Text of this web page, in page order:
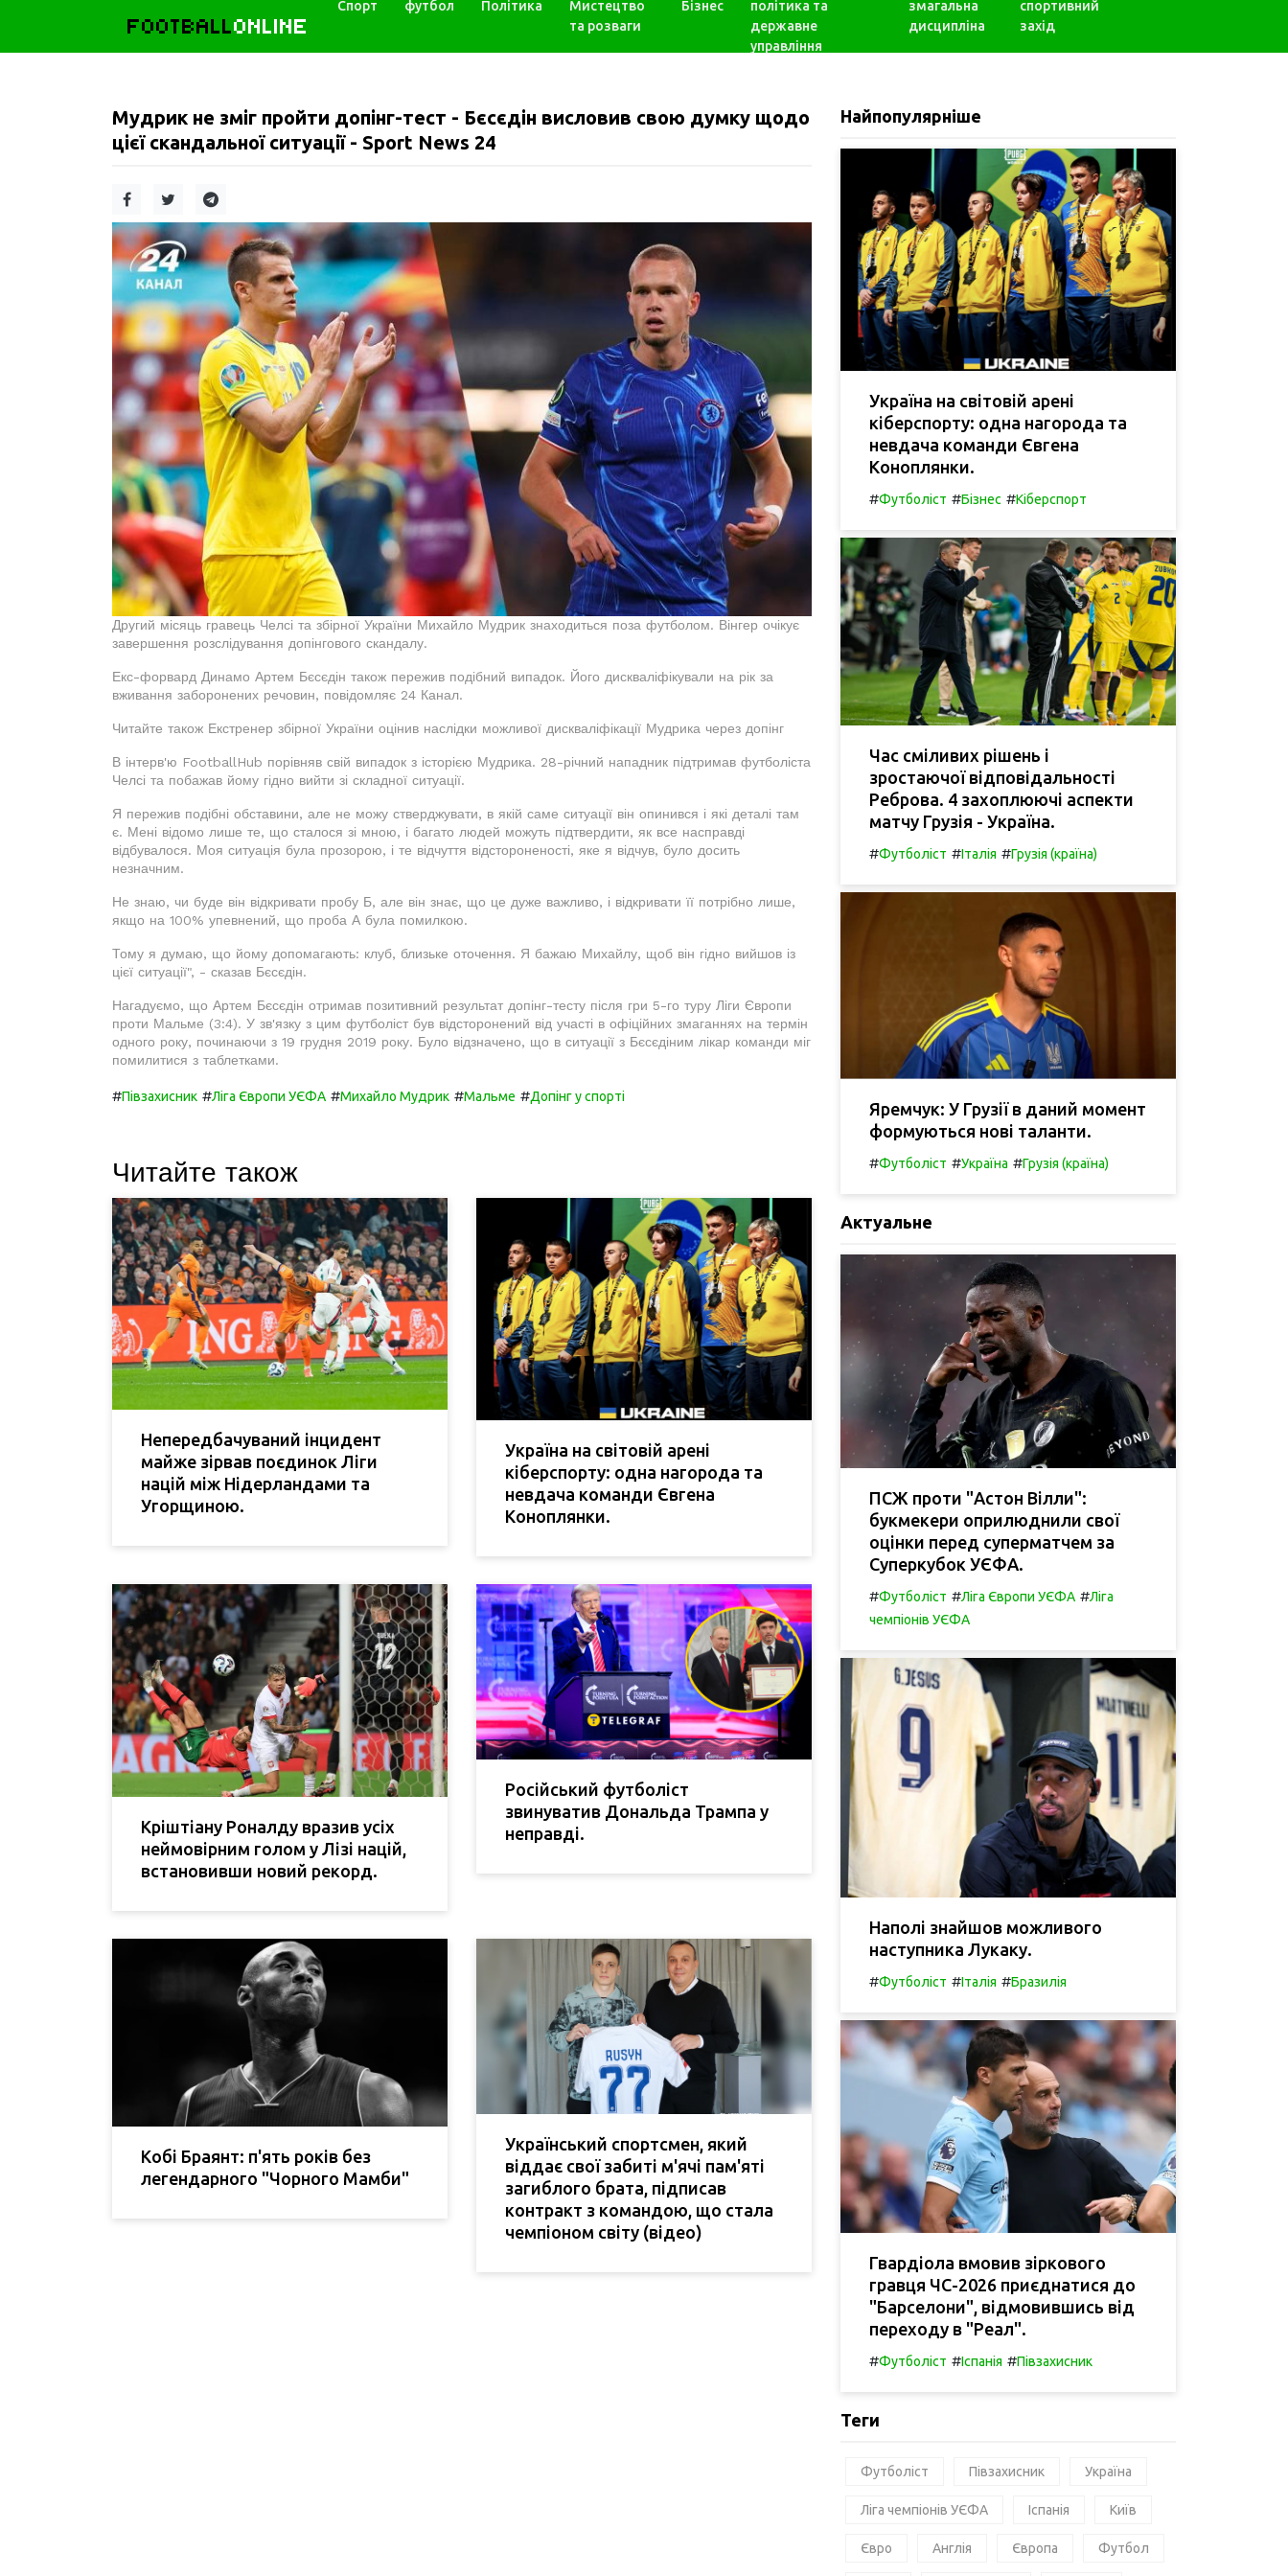
FOOTBALLONLINE
Спорт футбол Політика
Мистецтво
та розваги
Бізнес
політика та
державне
управління
змагальна
дисципліна
спортивний
захід
Мудрик не зміг пройти допінг-тест - Бєсєдін висловив свою думку щодо
цієї скандальної ситуації - Sport News 24
Другий місяць гравець Челсі та збірної України Михайло Мудрик знаходиться поза футболом. Вінгер очікує
завершення розслідування допінгового скандалу.
Екс-форвард Динамо Артем Бєсєдін також пережив подібний випадок. Його дискваліфікували на рік за
вживання заборонених речовин, повідомляє 24 Канал.
Читайте також Екстренер збірної України оцінив наслідки можливої дискваліфікації Мудрика через допінг
В інтерв'ю FootballHub порівняв свій випадок з історією Мудрика. 28-річний нападник підтримав футболіста
Челсі та побажав йому гідно вийти зі складної ситуації.
Я пережив подібні обставини, але не можу стверджувати, в якій саме ситуації він опинився і які деталі там
є. Мені відомо лише те, що сталося зі мною, і багато людей можуть підтвердити, як все насправді
відбувалося. Моя ситуація була прозорою, і те відчуття відстороненості, яке я відчув, було досить
незначним.
Не знаю, чи буде він відкривати пробу Б, але він знає, що це дуже важливо, і відкривати її потрібно лише,
якщо на 100% упевнений, що проба А була помилкою.
Тому я думаю, що йому допомагають: клуб, близьке оточення. Я бажаю Михайлу, щоб він гідно вийшов із
цієї ситуації", - сказав Бєсєдін.
Нагадуємо, що Артем Бєсєдін отримав позитивний результат допінг-тесту після гри 5-го туру Ліги Європи
проти Мальме (3:4). У зв'язку з цим футболіст був відсторонений від участі в офіційних змаганнях на термін
одного року, починаючи з 19 грудня 2019 року. Було відзначено, що в ситуації з Бєсєдіним лікар команди міг
помилитися з таблетками.
#Півзахисник #Ліга Європи УЄФА #Михайло Мудрик #Мальме #Допінг у спорті
Читайте також
Непередбачуваний інцидент
майже зірвав поєдинок Ліги
націй між Нідерландами та
Угорщиною.
Україна на світовій арені
кіберспорту: одна нагорода та
невдача команди Євгена
Коноплянки.
Кріштіану Роналду вразив усіх
неймовірним голом у Лізі націй,
встановивши новий рекорд.
Російський футболіст
звинуватив Дональда Трампа у
неправді.
Кобі Браянт: п'ять років без
легендарного "Чорного Мамби"
Український спортсмен, який
віддає свої забиті м'ячі пам'яті
загиблого брата, підписав
контракт з командою, що стала
чемпіоном світу (відео)
Найпопулярніше
Україна на світовій арені
кіберспорту: одна нагорода та
невдача команди Євгена
Коноплянки.
#Футболіст #Бізнес #Кіберспорт
Час сміливих рішень і
зростаючої відповідальності
Реброва. 4 захоплюючі аспекти
матчу Грузія - Україна.
#Футболіст #Італія #Грузія (країна)
Яремчук: У Грузії в даний момент
формуються нові таланти.
#Футболіст #Україна #Грузія (країна)
Актуальне
ПСЖ проти "Астон Вілли":
букмекери оприлюднили свої
оцінки перед суперматчем за
Суперкубок УЄФА.
#Футболіст #Ліга Європи УЄФА #Ліга
чемпіонів УЄФА
Наполі знайшов можливого
наступника Лукаку.
#Футболіст #Італія #Бразилія
Гвардіола вмовив зіркового
гравця ЧС-2026 приєднатися до
"Барселони", відмовившись від
переходу в "Реал".
#Футболіст #Іспанія #Півзахисник
Теги
Футболіст Півзахисник Україна
Ліга чемпіонів УЄФА Іспанія Київ
Євро Англія Європа Футбол